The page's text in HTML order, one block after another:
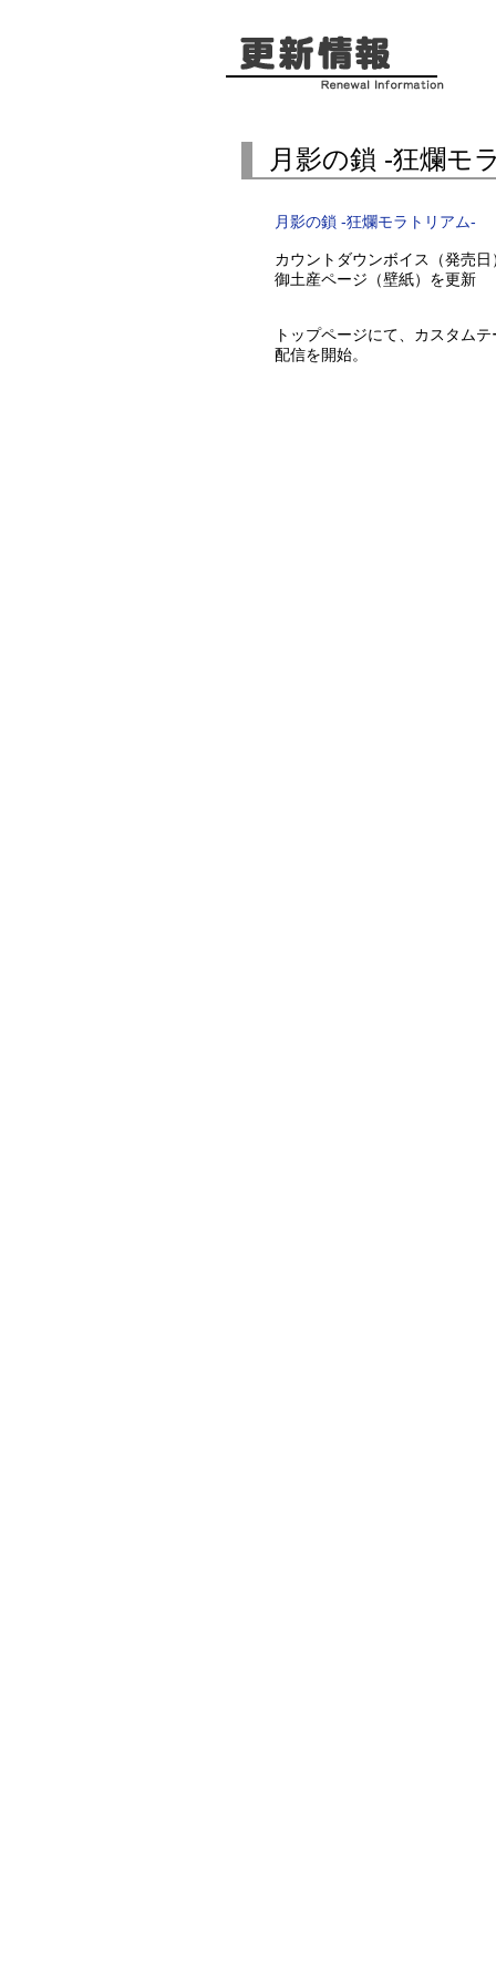
月影の鎖 -狂爛
月影の鎖 -狂爛モラトリアム-
カウントダウンボイス（発売日
御土産ページ（壁紙）を更新
トップページにて、カスタム
配信を開始。